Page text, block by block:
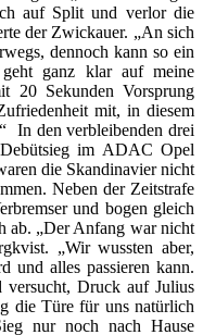
auf Split und verlor die
der Zwickauer. „An sich
dennoch kann so ein
ganz klar auf meine
20 Sekunden Vorsprung
mit, in diesem
In den verbleibenden drei
im ADAC Opel
die Skandinavier nicht
Neben der Zeitstrafe
und bogen gleich
ab. „Der Anfang war nicht
„Wir wussten aber,
und alles passieren kann.
Druck auf Julius
die Türe für uns natürlich
nur noch nach Hause